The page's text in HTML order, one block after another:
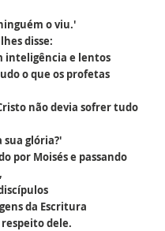
o viu.'
disse:
inteligência e lentos
o que os profetas
não devia sofrer tudo
glória?'
por Moisés e passando
da Escritura
dele.